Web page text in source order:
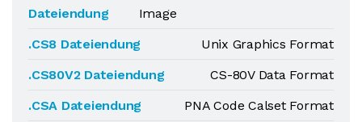
Dateiendung
Image
.CS8 Dateiendung
Unix Graphics Format
.CS80V2 Dateiendung
CS-80V Data Format
.CSA Dateiendung
PNA Code Calset Format